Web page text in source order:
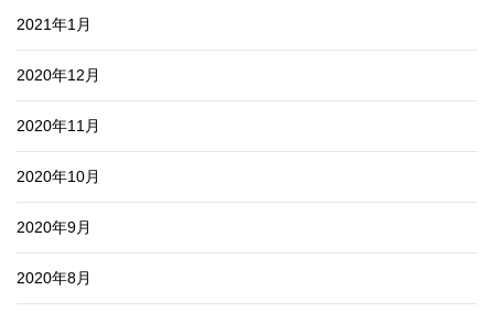
2021年1月
2020年12月
2020年11月
2020年10月
2020年9月
2020年8月